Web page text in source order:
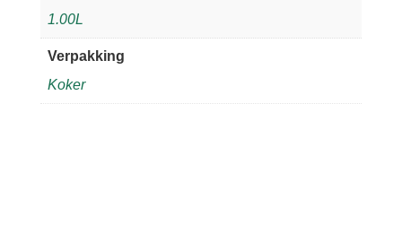
1.00L
Verpakking
Koker